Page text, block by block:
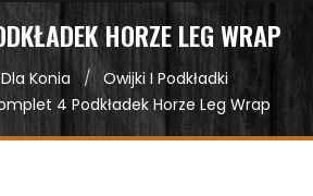
HORZE LEG WRAP
Dla Konia
Owijki I Podkładki
4 Podkładek Horze Leg Wrap